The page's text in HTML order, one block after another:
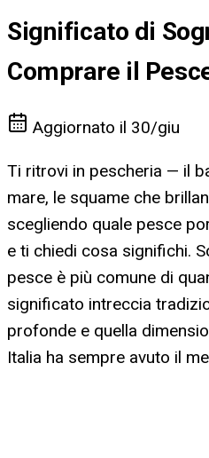
Significato di
Comprare il
Aggiornato il 30/giu
Ti ritrovi in pescheria — il
mare, le squame che
scegliendo quale pesce
e ti chiedi cosa significhi.
pesce è più comune di
significato intreccia
profonde e quella
Italia ha sempre avuto il